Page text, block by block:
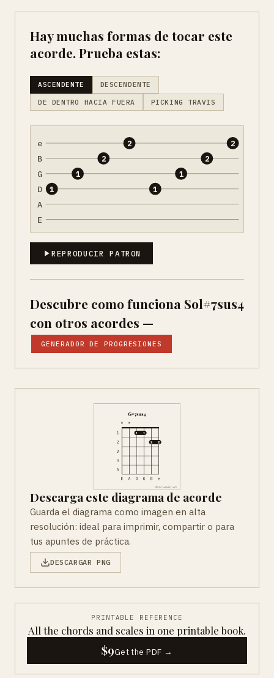
Hay muchas formas de tocar este
acorde. Prueba estas:
ASCENDENTE DESCENDENTE
DE DENTRO HACIA FUERA PICKING TRAVIS
e
B
G
D
A
E
1
1
2
2
1
1
2
2
REPRODUCIR PATRON
Descubre como funciona Sol#7sus4
con otros acordes —
GENERADOR DE PROGRESIONES
Descarga este diagrama de acorde
Guarda el diagrama como imagen en alta
resolución: ideal para imprimir, compartir o para
tus apuntes de práctica.
DESCARGAR PNG
PRINTABLE REFERENCE
All the chords and scales in one printable book.
$9Get the PDF →